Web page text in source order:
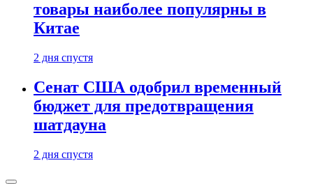
товары наиболее популярны в
Китае
2 дня спустя
Сенат США одобрил временный
бюджет для предотвращения
шатдауна
2 дня спустя